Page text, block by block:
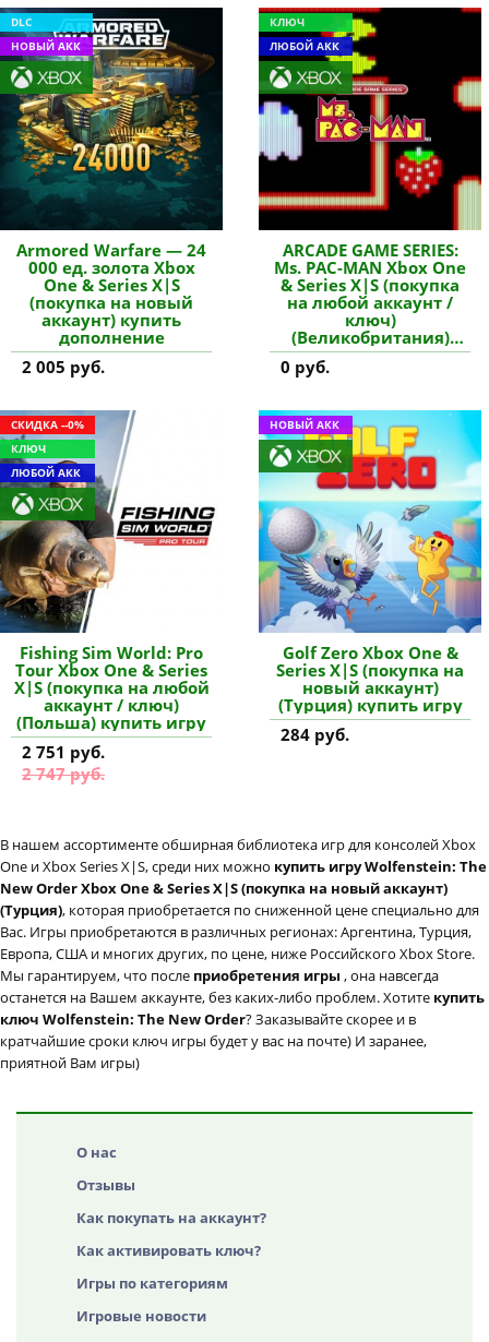
DLC
НОВЫЙ АКК
Armored Warfare — 24
000 ед. золота Xbox
One & Series X|S
(покупка на новый
аккаунт) купить
дополнение
2 005 руб.
КЛЮЧ
ЛЮБОЙ АКК
ARCADE GAME SERIES:
Ms. PAC-MAN Xbox One
& Series X|S (покупка
на любой аккаунт /
ключ)
(Великобритания)
купить игру
0 руб.
СКИДКА --0%
КЛЮЧ
ЛЮБОЙ АКК
Fishing Sim World: Pro
Tour Xbox One & Series
X|S (покупка на любой
аккаунт / ключ)
(Польша) купить игру
2 751 руб.
2 747 руб.
НОВЫЙ АКК
Golf Zero Xbox One &
Series X|S (покупка на
новый аккаунт)
(Турция) купить игру
284 руб.
В нашем ассортименте обширная библиотека игр для консолей Xbox
One и Xbox Series X|S, среди них можно купить игру Wolfenstein: The
New Order Xbox One & Series X|S (покупка на новый аккаунт)
(Турция), которая приобретается по сниженной цене специально для
Вас. Игры приобретаются в различных регионах: Аргентина, Турция,
Европа, США и многих других, по цене, ниже Российского Xbox Store.
Мы гарантируем, что после приобретения игры , она навсегда
останется на Вашем аккаунте, без каких-либо проблем. Хотите купить
ключ Wolfenstein: The New Order? Заказывайте скорее и в
кратчайшие сроки ключ игры будет у вас на почте) И заранее,
приятной Вам игры)
О нас
Отзывы
Как покупать на аккаунт?
Как активировать ключ?
Игры по категориям
Игровые новости